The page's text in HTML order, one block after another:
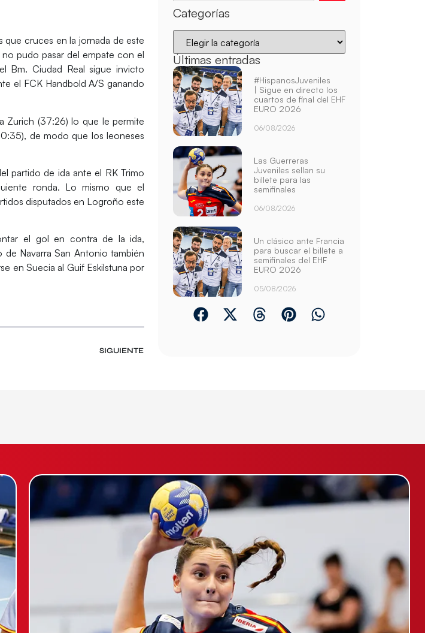
que cruces en la jornada de este
pudo pasar del empate con el
Bm. Ciudad Real sigue invicto
el FCK Handbold A/S ganando
Zurich (37:26) lo que le permite
de modo que los leoneses
partido de ida ante el RK Trimo
ronda. Lo mismo que el
disputados en Logroño este
el gol en contra de la ida,
Navarra San Antonio también
en Suecia al Guif Eskilstuna por
SIGUIENTE
Categorías
Últimas entradas
#HispanosJuveniles
| Sigue en directo los
cuartos de final del EHF
EURO 2026
06/08/2026
Las Guerreras
Juveniles sellan su
billete para las
semifinales
06/08/2026
Un clásico ante Francia
para buscar el billete a
semifinales del EHF
EURO 2026
05/08/2026